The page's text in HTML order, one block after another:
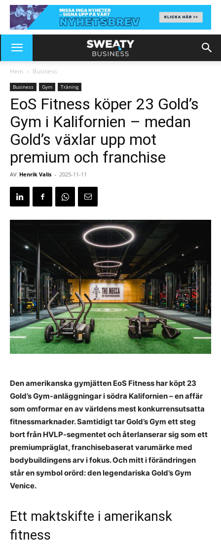
Hem Business
Business Gym Träning
EoS Fitness köper 23 Gold’s
Gym i Kalifornien – medan
Gold’s växlar upp mot
premium och franchise
AV Henrik Valis - 2025-11-11
Den amerikanska gymjätten EoS Fitness har köpt 23
Gold’s Gym-anläggningar i södra Kalifornien – en affär
som omformar en av världens mest konkurrensutsatta
fitnessmarknader. Samtidigt tar Gold’s Gym ett steg
bort från HVLP-segmentet och återlanserar sig som ett
premiumpräglat, franchisebaserat varumärke med
bodybuildingens arv i fokus. Och mitt i förändringen
står en symbol orörd: den legendariska Gold’s Gym
Venice.
Ett maktskifte i amerikansk
fitness